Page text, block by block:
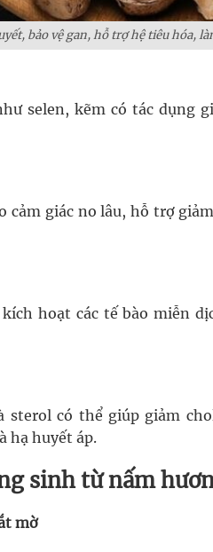
bảo vệ gan, hỗ trợ hệ tiêu hóa,
selen, kẽm có tác dụng
cảm giác no lâu, hỗ trợ
hoạt các tế bào miễn
có thể giúp giảm
hạ huyết áp.
sinh từ nấm
mờ